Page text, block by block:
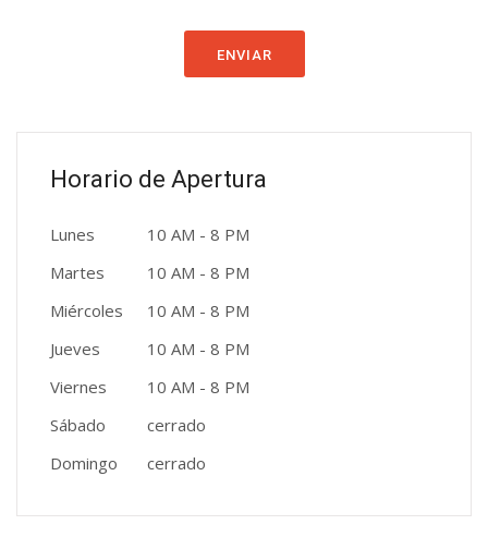
ENVIAR
Horario de Apertura
Lunes
10 AM - 8 PM
Martes
10 AM - 8 PM
Miércoles
10 AM - 8 PM
Jueves
10 AM - 8 PM
Viernes
10 AM - 8 PM
Sábado
cerrado
Domingo
cerrado